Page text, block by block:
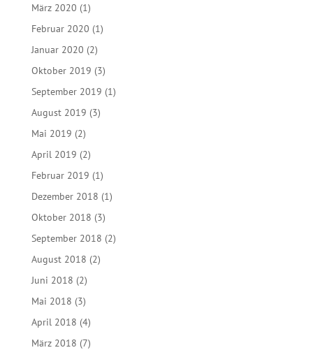
März 2020 (1)
Februar 2020 (1)
Januar 2020 (2)
Oktober 2019 (3)
September 2019 (1)
August 2019 (3)
Mai 2019 (2)
April 2019 (2)
Februar 2019 (1)
Dezember 2018 (1)
Oktober 2018 (3)
September 2018 (2)
August 2018 (2)
Juni 2018 (2)
Mai 2018 (3)
April 2018 (4)
März 2018 (7)